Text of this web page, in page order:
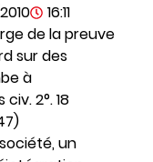
16:11
de la preuve
sur des
à
2°. 18
un